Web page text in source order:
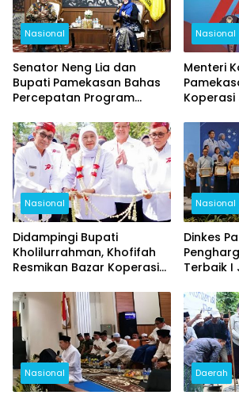
Nasional
Senator Neng Lia dan
Bupati Pamekasan Bahas
Percepatan Program
Kesehatan, dan Pertanian
Nasional
Menteri
Koperasi
Nasional
Didampingi Bupati
Kholilurrahman, Khofifah
Resmikan Bazar Koperasi
Jadi Pusat Hari Koperasi
Jatim 2026
Nasional
Dinkes
Terbaik I
Nasional Daerah